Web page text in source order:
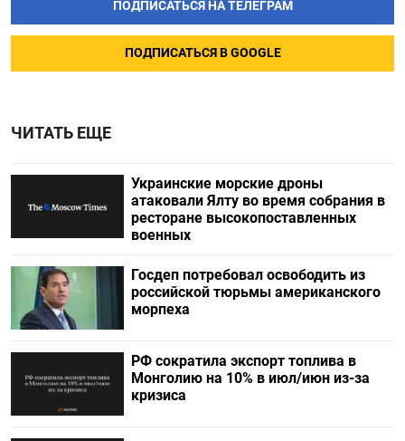
ПОДПИСАТЬСЯ НА ТЕЛЕГРАМ
ПОДПИСАТЬСЯ В GOOGLE
ЧИТАТЬ ЕЩЕ
Украинские морские дроны
атаковали Ялту во время собрания в
ресторане высокопоставленных
военных
Госдеп потребовал освободить из
российской тюрьмы американского
морпеха
РФ сократила экспорт топлива в
Монголию на 10% в июл/июн из-за
кризиса